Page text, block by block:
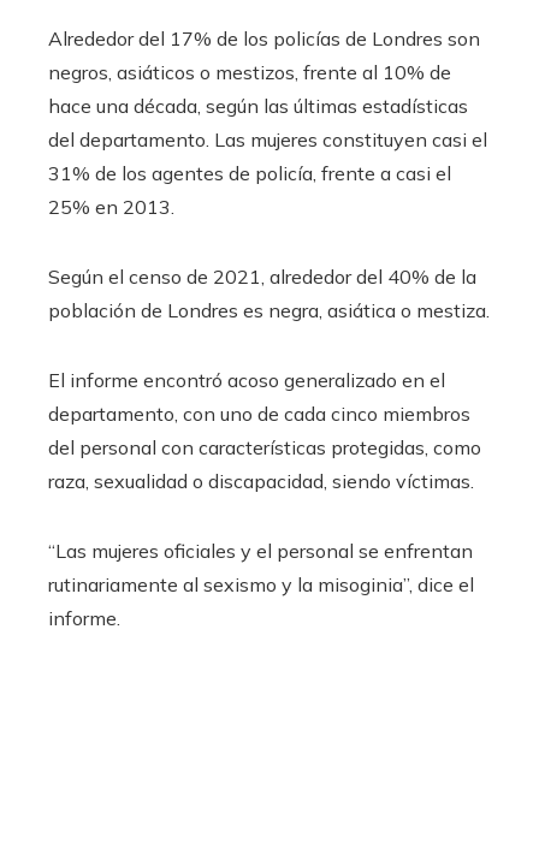
Alrededor del 17% de los policías de Londres son
negros, asiáticos o mestizos, frente al 10% de
hace una década, según las últimas estadísticas
del departamento. Las mujeres constituyen casi el
31% de los agentes de policía, frente a casi el
25% en 2013.
Según el censo de 2021, alrededor del 40% de la
población de Londres es negra, asiática o mestiza.
El informe encontró acoso generalizado en el
departamento, con uno de cada cinco miembros
del personal con características protegidas, como
raza, sexualidad o discapacidad, siendo víctimas.
“Las mujeres oficiales y el personal se enfrentan
rutinariamente al sexismo y la misoginia”, dice el
informe.